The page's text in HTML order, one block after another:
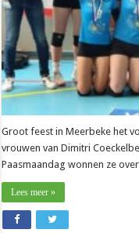
Groot feest in Meerbeke het
vrouwen van Dimitri
Paasmaandag wonnen ze
Lees meer »